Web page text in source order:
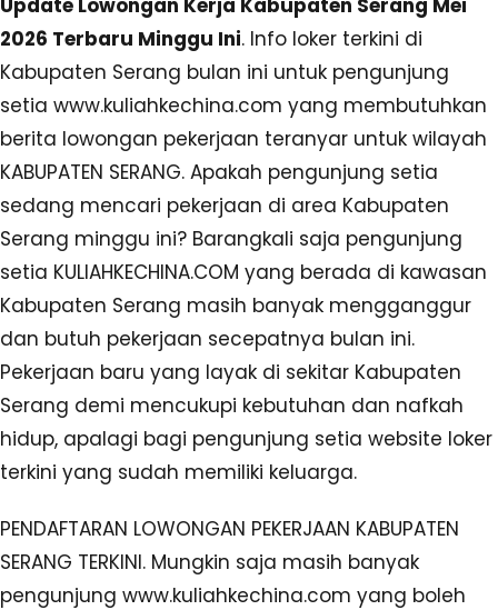
Update Lowongan Kerja Kabupaten Serang Mei
2026 Terbaru Minggu Ini. Info loker terkini di
Kabupaten Serang bulan ini untuk pengunjung
setia www.kuliahkechina.com yang membutuhkan
berita lowongan pekerjaan teranyar untuk wilayah
KABUPATEN SERANG. Apakah pengunjung setia
sedang mencari pekerjaan di area Kabupaten
Serang minggu ini? Barangkali saja pengunjung
setia KULIAHKECHINA.COM yang berada di kawasan
Kabupaten Serang masih banyak mengganggur
dan butuh pekerjaan secepatnya bulan ini.
Pekerjaan baru yang layak di sekitar Kabupaten
Serang demi mencukupi kebutuhan dan nafkah
hidup, apalagi bagi pengunjung setia website loker
terkini yang sudah memiliki keluarga.
PENDAFTARAN LOWONGAN PEKERJAAN KABUPATEN
SERANG TERKINI. Mungkin saja masih banyak
pengunjung www.kuliahkechina.com yang boleh